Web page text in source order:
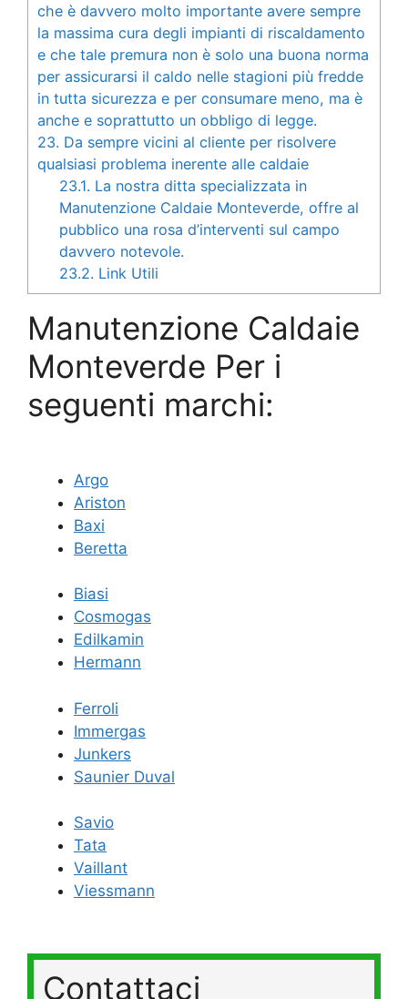
che è davvero molto importante avere sempre
la massima cura degli impianti di riscaldamento
e che tale premura non è solo una buona norma
per assicurarsi il caldo nelle stagioni più fredde
in tutta sicurezza e per consumare meno, ma è
anche e soprattutto un obbligo di legge.
23. Da sempre vicini al cliente per risolvere
qualsiasi problema inerente alle caldaie
23.1. La nostra ditta specializzata in
Manutenzione Caldaie Monteverde, offre al
pubblico una rosa d’interventi sul campo
davvero notevole.
23.2. Link Utili
Manutenzione Caldaie
Monteverde Per i
seguenti marchi:
Argo
Ariston
Baxi
Beretta
Biasi
Cosmogas
Edilkamin
Hermann
Ferroli
Immergas
Junkers
Saunier Duval
Savio
Tata
Vaillant
Viessmann
Contattaci